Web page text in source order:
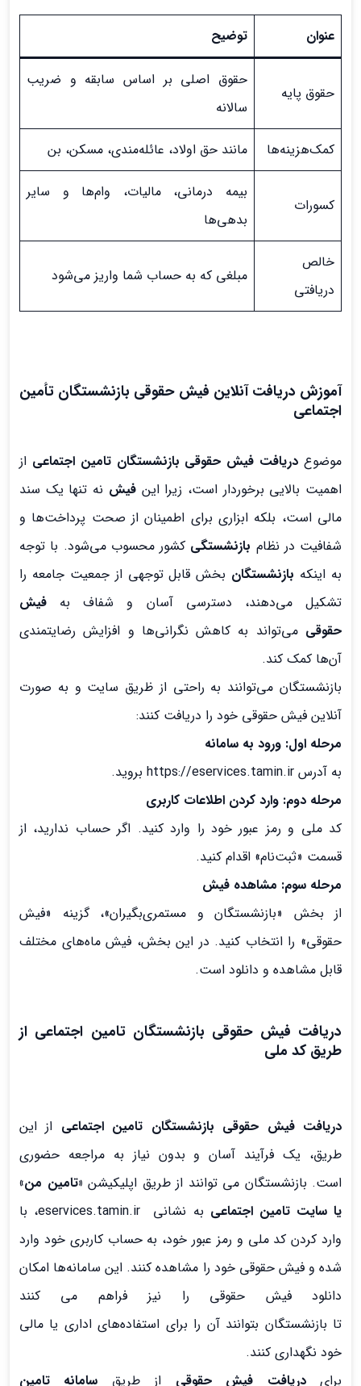
عنوان توضیح
حقوق پایه
حقوق اصلی بر اساس سابقه و ضریب
سالانه
کمک‌هزینه‌ها مانند حق اولاد، عائله‌مندی، مسکن، بن
کسورات
بیمه درمانی، مالیات، وام‌ها و سایر
بدهی‌ها
خالص
دریافتی
مبلغی که به حساب شما واریز می‌شود
آموزش دریافت آنلاین فیش حقوقی بازنشستگان تأمین
اجتماعی
موضوع دریافت فیش حقوقی بازنشستگان تامین اجتماعی از
اهمیت بالایی برخوردار است، زیرا اینفیش نه تنها یک سند
مالی است، بلکه ابزاری برای اطمینان از صحت پرداخت‌ها و
شفافیت در نظام بازنشستگی کشور محسوب می‌شود. با توجه
به اینکه بازنشستگان بخش قابل توجهی از جمعیت جامعه را
تشکیل می‌دهند، دسترسی آسان و شفاف به فیش
حقوقیمی‌تواند به کاهش نگرانی‌ها و افزایش رضایتمندی
آن‌ها کمک کند.
بازنشستگان می‌توانند به راحتی از ظریق سایت و به صورت
آنلاین فیش حقوقی خود را دریافت کنند:
مرحله اول: ورود به سامانه
به آدرس https://eservices.tamin.ir بروید.
مرحله دوم: وارد کردن اطلاعات کاربری
کد ملی و رمز عبور خود را وارد کنید. اگر حساب ندارید، از
قسمت «ثبت‌نام» اقدام کنید.
مرحله سوم: مشاهده فیش
از بخش «بازنشستگان و مستمری‌بگیران»، گزینه «فیش
حقوقی» را انتخاب کنید. در این بخش، فیش ماه‌های مختلف
قابل مشاهده و دانلود است.
دریافت فیش حقوقی بازنشستگان تامین اجتماعی از
طریق کد ملی
دریافت فیش حقوقی بازنشستگان تامین اجتماعی از این
طریق، یک فرآیند آسان و بدون نیاز به مراجعه حضوری
است. بازنشستگان می توانند از طریق اپلیکیشن «تامین من»
یا سایت تامین اجتماعی
به نشانی eservices.tamin.ir، با
وارد کردن کد ملی و رمز عبور خود، به حساب کاربری خود وارد
شده و فیش حقوقی خود را مشاهده کنند. این سامانه‌ها امکان
دانلود فیش حقوقی
را نیز فراهم می کنند
تا بازنشستگان بتوانند آن را برای استفاده‌های اداری یا مالی
خود نگهداری کنند.
برایدریافت فیش حقوقی از طریق سامانه تامین